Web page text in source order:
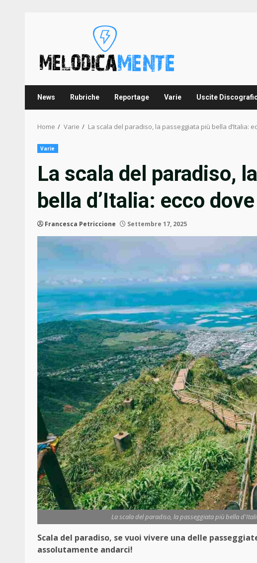
News Rubriche Reportage Varie Uscite
Home Varie La scala del paradiso, la passeggiata più bella d’Italia:
Varie
La scala del paradiso,
bella d’Italia: ecco
Francesca Petriccione Settembre 17, 2025
La scala del paradiso, la passeggiata più bella
Scala del paradiso, se vuoi vivere una delle
assolutamente andarci!